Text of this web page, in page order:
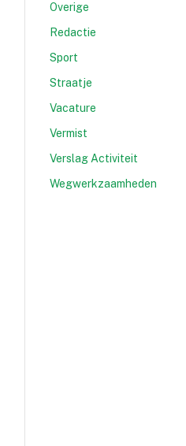
Overige
Redactie
Sport
Straatje
Vacature
Vermist
Verslag Activiteit
Wegwerkzaamheden